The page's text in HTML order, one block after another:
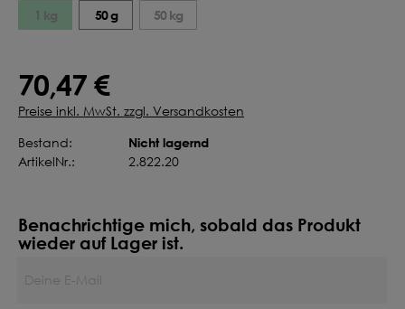
1 kg 50 g 50 kg
70,47 €
Preise inkl. MwSt. zzgl. Versandkosten
Bestand:
Nicht lagernd
ArtikelNr.: 2.822.20
Benachrichtige mich, sobald das Produkt
wieder auf Lager ist.